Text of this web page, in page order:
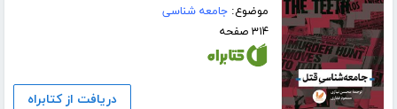
موضوع:جامعه شناسی
۳۱۴ صفحه
دریافت از کتابراه